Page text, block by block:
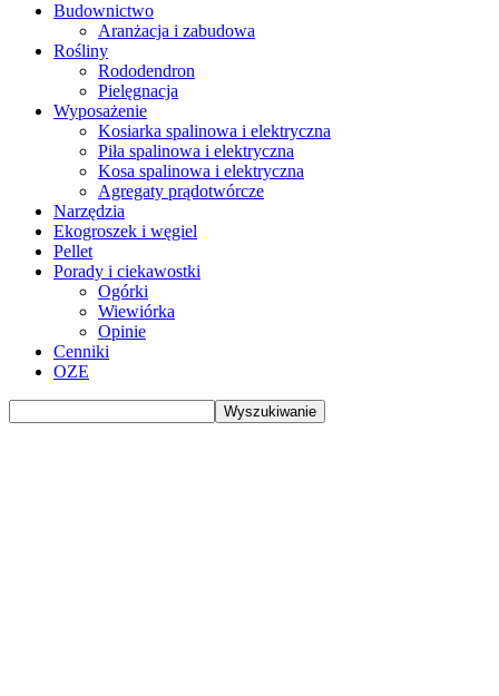
Budownictwo
Aranżacja i zabudowa
Rośliny
Rododendron
Pielęgnacja
Wyposażenie
Kosiarka spalinowa i elektryczna
Piła spalinowa i elektryczna
Kosa spalinowa i elektryczna
Agregaty prądotwórcze
Narzędzia
Ekogroszek i węgiel
Pellet
Porady i ciekawostki
Ogórki
Wiewiórka
Opinie
Cenniki
OZE